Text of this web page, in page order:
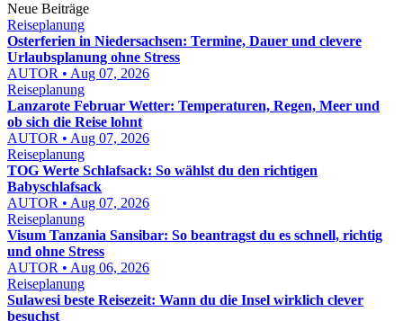
Neue Beiträge
Reiseplanung
Osterferien in Niedersachsen: Termine, Dauer und clevere
Urlaubsplanung ohne Stress
AUTOR • Aug 07, 2026
Reiseplanung
Lanzarote Februar Wetter: Temperaturen, Regen, Meer und
ob sich die Reise lohnt
AUTOR • Aug 07, 2026
Reiseplanung
TOG Werte Schlafsack: So wählst du den richtigen
Babyschlafsack
AUTOR • Aug 07, 2026
Reiseplanung
Visum Tanzania Sansibar: So beantragst du es schnell, richtig
und ohne Stress
AUTOR • Aug 06, 2026
Reiseplanung
Sulawesi beste Reisezeit: Wann du die Insel wirklich clever
besuchst